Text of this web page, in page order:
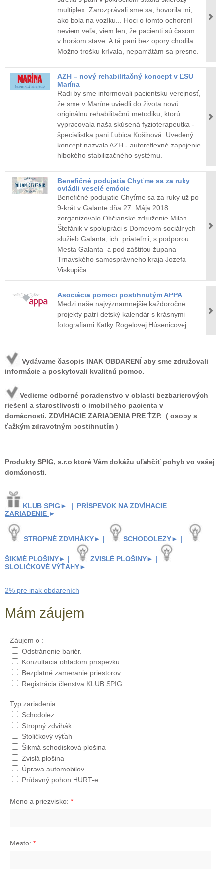
multiplex. Zarozprávali sme sa, hovorila mi,
ako bola na vozíku... Hoci o tomto ochorení
neviem veľa, viem len, že pacienti sú časom
v horšom stave. A tá pani bez opory chodila.
Možno trošku krívala, nepamätám sa presne.
AZH – nový rehabilitačný koncept v ĽŠÚ
Marína
Radi by sme informovali pacientsku verejnosť,
že sme v Maríne uviedli do života novú
originálnu rehabilitačnú metodiku, ktorú
vypracovala naša skúsená fyzioterapeutka -
špecialistka pani Ľubica Košinová. Uvedený
koncept nazvala AZH - autoreflexné zapojenie
hlbokého stabilizačného systému.
Benefičné podujatia Chyťme sa za ruky
ovládli veselé emócie
Benefičné podujatie Chyťme sa za ruky už po
9-krát v Galante dňa 27. Mája 2018
zorganizovalo Občianske združenie Milan
Štefánik v spolupráci s Domovom sociálnych
služieb Galanta, ich priateľmi, s podporou
Mesta Galanta a pod záštitou župana
Trnavského samosprávneho kraja Jozefa
Viskupiča.
Asociácia pomoci postihnutým APPA
Medzi naše najvýznamnejšie každoročné
projekty patrí detský kalendár s krásnymi
fotografiami Katky Rogelovej Húsenicovej.
Vydávame časopis INAK OBDARENÍ aby sme združovali
informácie a poskytovali kvalitnú pomoc.
Vedieme odborné poradenstvo v oblasti bezbarierových
riešení a starostlivosti o imobilného pacienta v
domácnosti. ZDVÍHACIE ZARIADENIA PRE ŤZP. ( osoby s
ťažkým zdravotným postihnutím )
Produkty SPIG, s.r.o ktoré Vám dokážu uľahčiť pohyb vo vašej
domácnosti.
KLUB SPIG► | PRÍSPEVOK NA ZDVÍHACIE
ZARIADENIE ►
STROPNÉ ZDVIHÁKY► | SCHODOLEZY► |
ŠIKMÉ PLOŠINY► | ZVISLÉ PLOŠINY► |
SLOLIČKOVÉ VÝŤAHY►
2% pre inak obdareních
Mám záujem
Záujem o :
Odstránenie bariér.
Konzultácia ohľadom príspevku.
Bezplatné zameranie priestorov.
Registrácia členstva KLUB SPIG.
Typ zariadenia:
Schodolez
Stropný zdvihák
Stoličkový výťah
Šikmá schodisková plošina
Zvislá plošina
Úprava automobilov
Prídavný pohon HURT-e
Meno a priezvisko: *
Mesto: *